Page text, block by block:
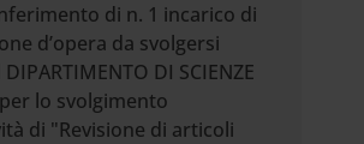
di n. 1 incarico di
d’opera da svolgersi
DI SCIENZE
lo svolgimento
di "Revisione di articoli